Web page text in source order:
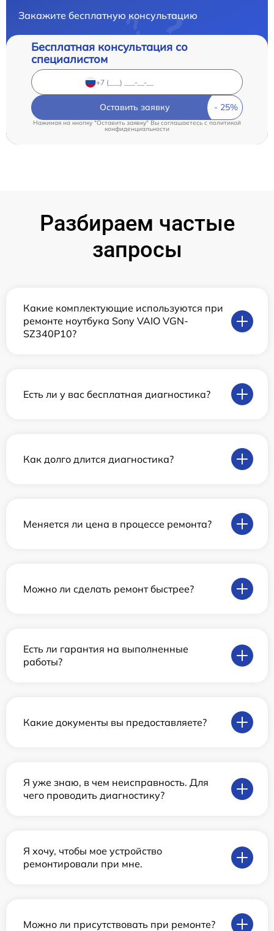
Закажите бесплатную консультацию
Бесплатная консультация со
специалистом
Оставить заявку
Нажимая на кнопку "Оставить заявку" Вы соглашаетесь cполитикой
конфиденциальности
Разбираем частые
запросы
Какие комплектующие используются при
ремонте ноутбука Sony VAIO VGN-
SZ340P10?
Есть ли у вас бесплатная диагностика?
Как долго длится диагностика?
Меняется ли цена в процессе ремонта?
Можно ли сделать ремонт быстрее?
Есть ли гарантия на выполненные
работы?
Какие документы вы предоставляете?
Я уже знаю, в чем неисправность. Для
чего проводить диагностику?
Я хочу, чтобы мое устройство
ремонтировали при мне.
Можно ли присутствовать при ремонте?